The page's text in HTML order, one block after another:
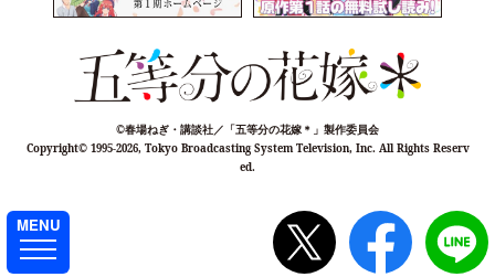
©春場ねぎ・講談社／「五等分の花嫁＊」製作委員会
Copyright©1995-2026, Tokyo Broadcasting System Television, Inc. All Rights Reserv
ed.